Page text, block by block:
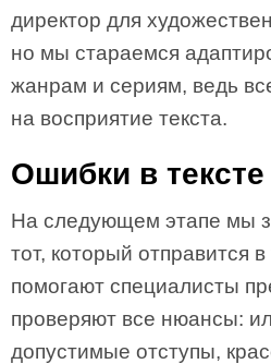
директор для
но мы стараемся
жанрам и сериям, ведь
на восприятие текста.
Ошибки в тексте
На следующем этапе мы
тот, который отправится
помогают специалисты
проверяют все нюансы:
допустимые отступы,